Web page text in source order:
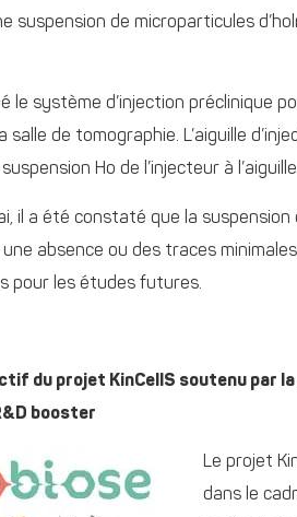
suspension de microparticules
le système d’injection préclinique
salle de tomographie. L’aiguille
Ho de l’injecteur à
il a été constaté que la
absence ou des traces
pour les études futures.
du projet KinCellS soutenu par
booster
Le projet
dans le